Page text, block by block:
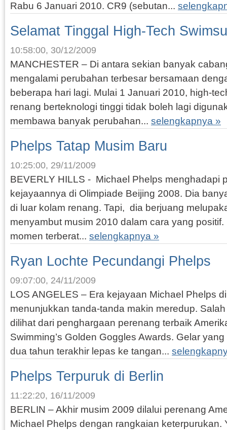
Rabu 6 Januari 2010. CR9 (sebutan...
Selamat Tinggal High-Tech
10:58:00, 30/12/2009
MANCHESTER – Di antara sekian banyak
mengalami perubahan terbesar bersamaan
beberapa hari lagi. Mulai 1 Januari 2010, high-
renang berteknologi tinggi tidak boleh lagi
membawa banyak perubahan... selengkapnya »
Phelps Tatap Musim Baru
10:25:00, 29/11/2009
BEVERLY HILLS - Michael Phelps menghadapi
kejayaannya di Olimpiade Beijing 2008. Dia
di luar kolam renang. Tapi, dia berjuang
menyambut musim 2010 dalam cara yang
momen terberat... selengkapnya »
Ryan Lochte Pecundangi Phelps
09:07:00, 24/11/2009
LOS ANGELES – Era kejayaan Michael Phelps
menunjukkan tanda-tanda makin meredup.
dilihat dari penghargaan perenang terbaik
Swimming’s Golden Goggles Awards. Gelar
dua tahun terakhir lepas ke tangan...
Phelps Terpuruk di Berlin
11:22:20, 16/11/2009
BERLIN – Akhir musim 2009 dilalui perenang
Michael Phelps dengan rangkaian keterpurukan.